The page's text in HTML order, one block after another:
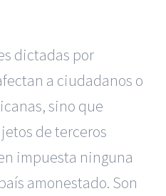
dictadas por
a ciudadanos o
sino que
de terceros
impuesta ninguna
amonestado. Son